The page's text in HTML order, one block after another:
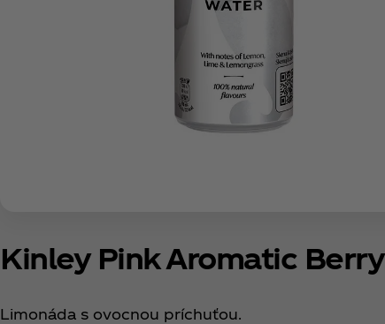
Kinley Pink Aromatic Berry
Limonáda s ovocnou príchuťou.